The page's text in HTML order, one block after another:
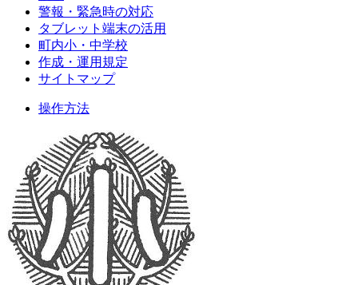
警報・緊急時の対応
タブレット端末の活用
町内小・中学校
作成・運用規定
サイトマップ
操作方法